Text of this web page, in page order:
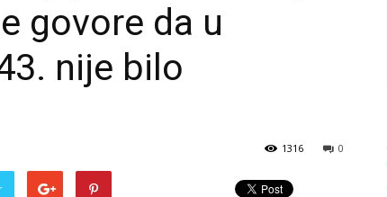
govore da u
nije bilo
0
1316